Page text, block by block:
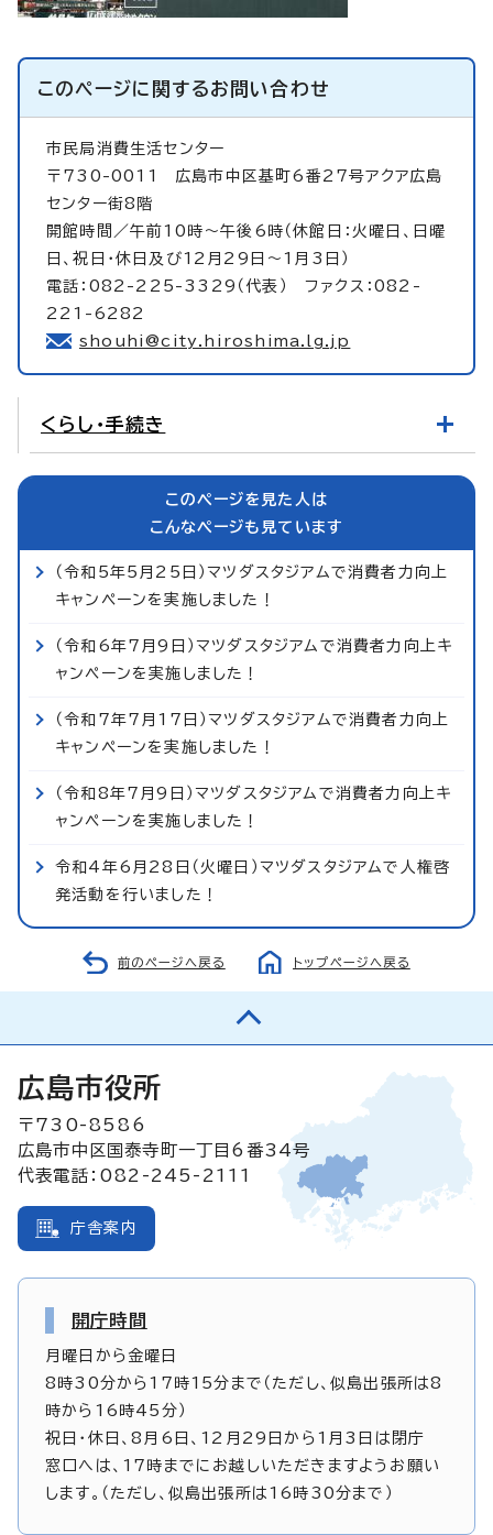
このページに関するお問い合わせ
市民局消費生活センター
〒730-0011 広島市中区基町6番27号アクア広島
センター街8階
開館時間／午前10時～午後6時（休館日：火曜日、日曜
日、祝日・休日及び12月29日～1月3日）
電話：082-225-3329（代表） ファクス：082-
221-6282
shouhi@city.hiroshima.lg.jp
くらし・手続き
このページを見た人は
こんなページも見ています
（令和5年5月25日）マツダスタジアムで消費者力向上
キャンペーンを実施しました！
（令和6年7月9日）マツダスタジアムで消費者力向上キ
ャンペーンを実施しました！
（令和7年7月17日）マツダスタジアムで消費者力向上
キャンペーンを実施しました！
（令和8年7月9日）マツダスタジアムで消費者力向上キ
ャンペーンを実施しました！
令和4年6月28日（火曜日）マツダスタジアムで人権啓
発活動を行いました！
前のページへ戻る トップページへ戻る
広島市役所
〒730-8586
広島市中区国泰寺町一丁目6番34号
代表電話：082-245-2111
庁舎案内
開庁時間
月曜日から金曜日
8時30分から17時15分まで（ただし、似島出張所は8
時から16時45分）
祝日・休日、8月6日、12月29日から1月3日は閉庁
窓口へは、17時までにお越しいただきますようお願い
します。（ただし、似島出張所は16時30分まで）